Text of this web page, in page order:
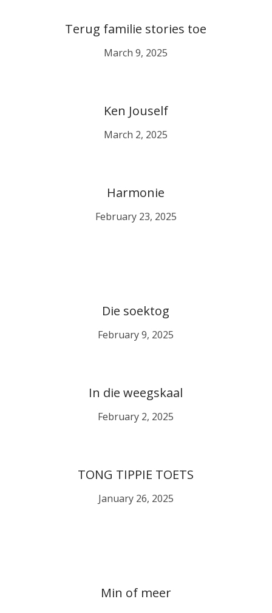
Terug familie stories toe
March 9, 2025
Ken Jouself
March 2, 2025
Harmonie
February 23, 2025
Die soektog
February 9, 2025
In die weegskaal
February 2, 2025
TONG TIPPIE TOETS
January 26, 2025
Min of meer